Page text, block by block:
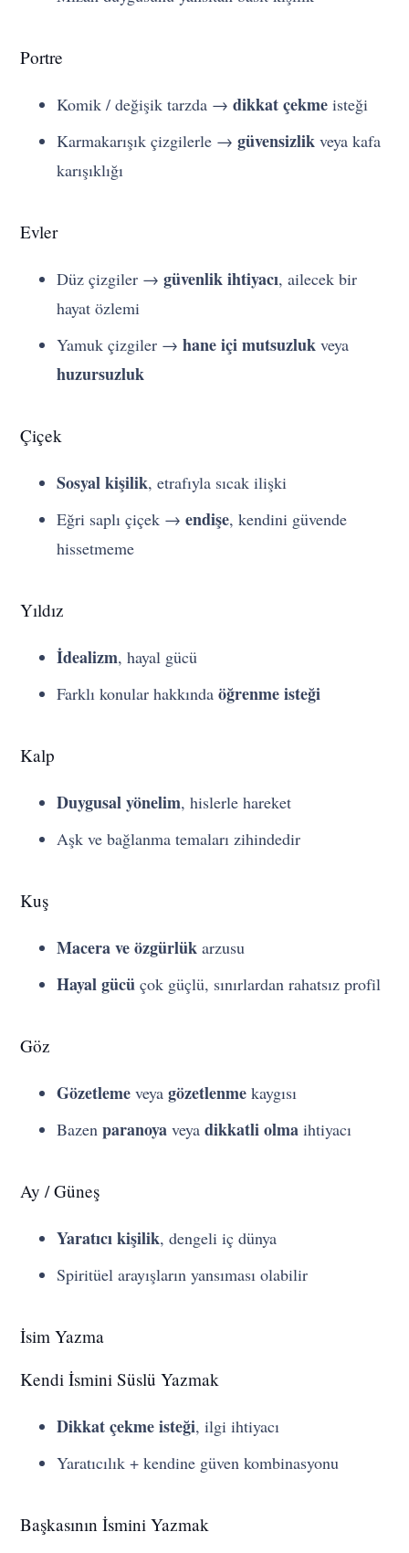
Portre
Komik / değişik tarzda →dikkat çekme isteği
Karmakarışık çizgilerle →güvensizlik veya kafa
karışıklığı
Evler
Düz çizgiler →güvenlik ihtiyacı, ailecek bir
hayat özlemi
Yamuk çizgiler →hane içi mutsuzluk veya
huzursuzluk
Çiçek
Sosyal kişilik, etrafıyla sıcak ilişki
Eğri saplı çiçek →endişe, kendini güvende
hissetmeme
Yıldız
İdealizm, hayal gücü
Farklı konular hakkındaöğrenme isteği
Kalp
Duygusal yönelim, hislerle hareket
Aşk ve bağlanma temaları zihindedir
Kuş
Macera ve özgürlük arzusu
Hayal gücü çok güçlü, sınırlardan rahatsız profil
Göz
Gözetleme veyagözetlenme kaygısı
Bazenparanoya veyadikkatli olma ihtiyacı
Ay / Güneş
Yaratıcı kişilik, dengeli iç dünya
Spiritüel arayışların yansıması olabilir
İsim Yazma
Kendi İsmini Süslü Yazmak
Dikkat çekme isteği, ilgi ihtiyacı
Yaratıcılık + kendine güven kombinasyonu
Başkasının İsmini Yazmak